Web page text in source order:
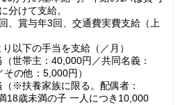
分けて支給。
、賞与年3回、交通費実費支給（上
以下の手当を支給（／月）
（世帯主：40,000円／共同名義：
の他：5,000円）
（※扶養家族に限る。配偶者：
18歳未満の子 一人につき10,000